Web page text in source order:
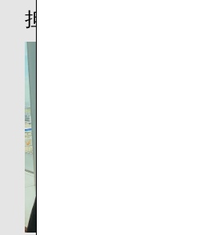
担当者インタビュー